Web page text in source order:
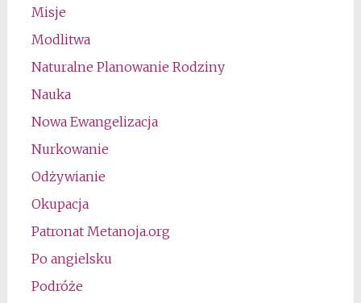
Misje
Modlitwa
Naturalne Planowanie Rodziny
Nauka
Nowa Ewangelizacja
Nurkowanie
Odżywianie
Okupacja
Patronat Metanoja.org
Po angielsku
Podróże